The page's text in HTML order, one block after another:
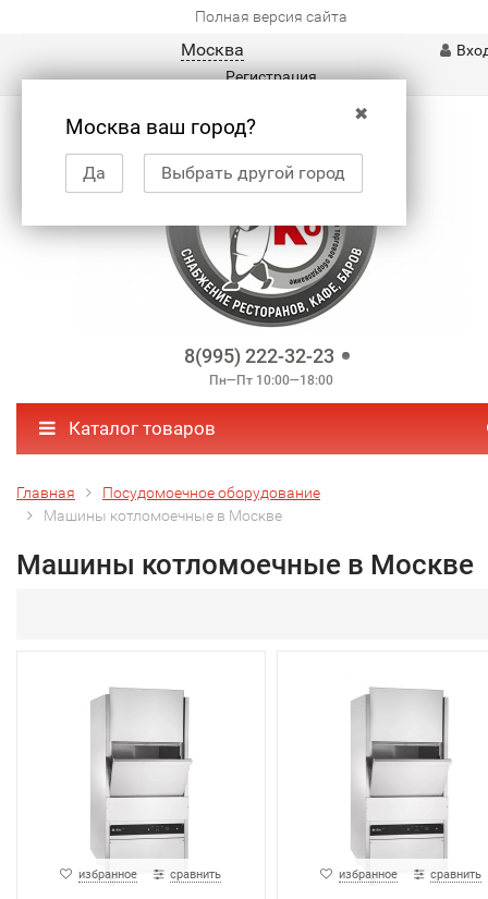
Полная версия сайта
Москва
✖
Москва ваш город?
Да Выбрать другой город
Регистрация
8(995) 222-32-23
Пн—Пт 10:00—18:00
Каталог товаров
Главная
Посудомоечное оборудование
Машины котломоечные в Москве
Машины котломоечные в Москве
избранное сравнить избранное сравнить